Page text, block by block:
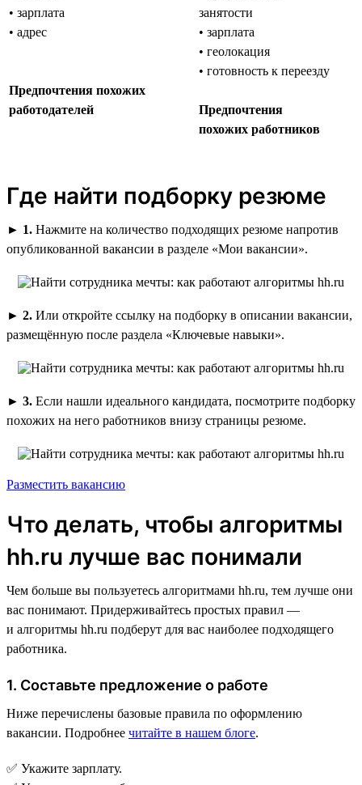
• зарплата
• адрес
Предпочтения похожих
работодателей
занятости
• зарплата
• геолокация
• готовность к переезду
Предпочтения
похожих работников
Где найти подборку резюме
► 1. Нажмите на количество подходящих резюме напротив
опубликованной вакансии в разделе «Мои вакансии».
► 2. Или откройте ссылку на подборку в описании вакансии,
размещённую после раздела «Ключевые навыки».
► 3. Если нашли идеального кандидата, посмотрите подборку
похожих на него работников внизу страницы резюме.
Разместить вакансию
Что делать, чтобы алгоритмы
hh.ru лучше вас понимали
Чем больше вы пользуетесь алгоритмами hh.ru, тем лучше они
вас понимают. Придерживайтесь простых правил —
и алгоритмы hh.ru подберут для вас наиболее подходящего
работника.
1. Составьте предложение о работе
Ниже перечислены базовые правила по оформлению
вакансии. Подробнее читайте в нашем блоге.
✅ Укажите зарплату.